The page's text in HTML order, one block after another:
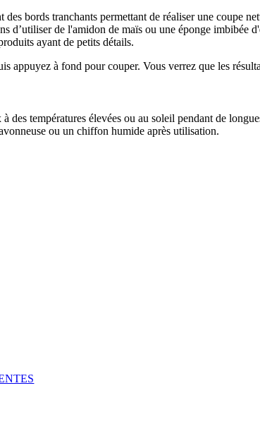
des bords tranchants permettant de réaliser une coupe
d’utiliser de l'amidon de maïs ou une éponge imbibée
ayant de petits détails.
appuyez à fond pour couper. Vous verrez que les
des températures élevées ou au soleil pendant de
ou un chiffon humide après utilisation.